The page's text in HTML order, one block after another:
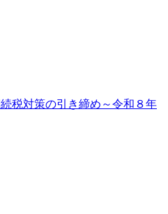
税対策の引き締め～令和８年